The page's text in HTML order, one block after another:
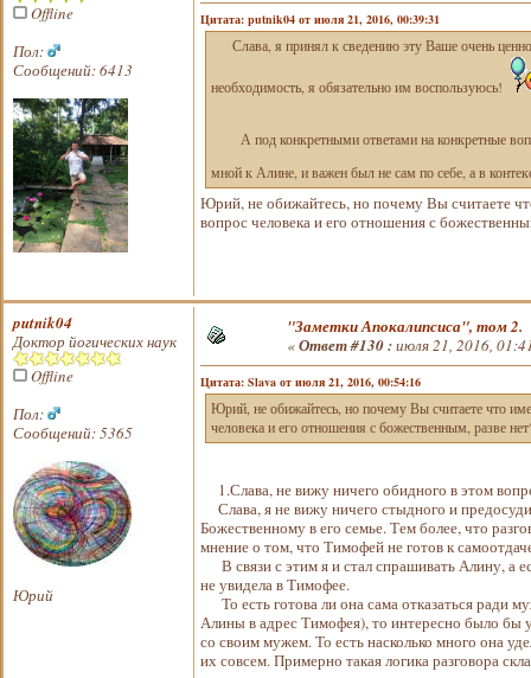
Offline
Пол:
Сообщений: 6413
Цитата: putnik04 от июля 21, 2016, 00:39:31
Слава, я принял к сведению эту Ваше очень
необходимость, я обязательно им воспользуюсь!
А под конкретными ответами на конкретные
мной к Алине, и важен был не сам по себе, а в
Юрий, не обижайтесь, но почему Вы считаете
вопрос человека и его отношения с
putnik04
Доктор йогических наук
Offline
Пол:
Сообщений: 5365
Юрий
"Заметки Апокалипсиса", том 2.
«Ответ #130 :июля 21, 2016,
Цитата: Slava от июля 21, 2016, 00:54:16
Юрий, не обижайтесь, но почему Вы считаете что
человека и его отношения с божественным, разве
1.Слава, не вижу ничего обидного в этом
Слава, я не вижу ничего стыдного и
Божественному в его семье. Тем более, что
мнение о том, что Тимофей не готов к
В связи с этим я и стал спрашивать Алину, а
не увидела в Тимофее.
То есть готова ли она сама отказаться ради
Алины в адрес Тимофея), то интересно было бы
со своим мужем. То есть насколько много она
их совсем. Примерно такая логика разговора